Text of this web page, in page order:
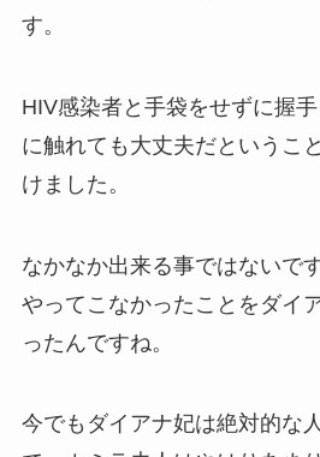
す。
HIV感染者と手袋をせずに握
に触れても大丈夫だというこ
けました。
なかなか出来る事ではないで
やってこなかったことをダイ
ったんですね。
今でもダイアナ妃は絶対的な